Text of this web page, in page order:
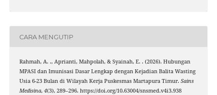
CARA MENGUTIP
Rahmah, A. ., Aprianti, Mahpolah, & Syainah, E. . (2026). Hubungan
MPASI dan Imunisasi Dasar Lengkap dengan Kejadian Balita Wasting
Usia 6-23 Bulan di Wilayah Kerja Puskesmas Martapura Timur. Sains
Medisina, 4(3), 289–296. https://doi.org/10.63004/snsmed.v4i3.938